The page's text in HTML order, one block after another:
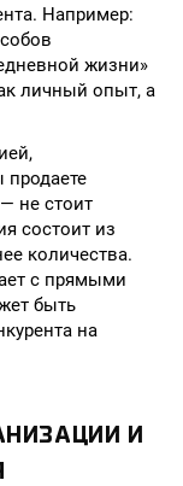
Например:
жизни»
личный опыт, а
не стоит
состоит из
количества.
с прямыми
быть
на
И